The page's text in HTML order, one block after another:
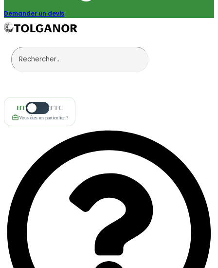
Demander un devis
HT TTC
Vous êtes un particulier ?